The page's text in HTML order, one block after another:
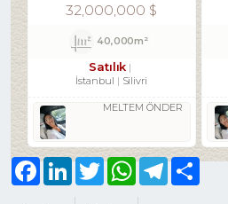
32,000,000 $
40,000m²
Satılık
İstanbul Silivri
MELTEM ÖNDER
FacebookLinkedInTwitterWhatsAppTelegramShare